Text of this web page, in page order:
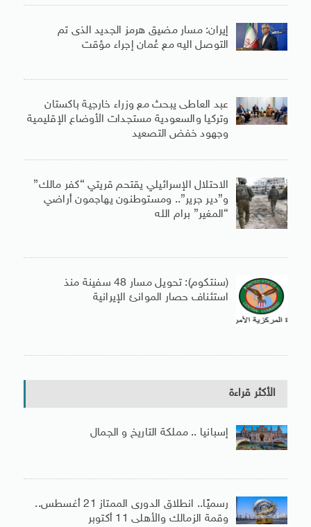
إيران: مسار مضيق هرمز الجديد الذى تم
التوصل اليه مع عُمان إجراء مؤقت
عبد العاطى يبحث مع وزراء خارجية باكستان
وتركيا والسعودية مستجدات الأوضاع الإقليمية
وجهود خفض التصعيد
الاحتلال الإسرائيلي يقتحم قريتي “كفر مالك”
و”دير جرير”.. ومستوطنون يهاجمون أراضي
“المغير” برام الله
(سنتكوم): تحويل مسار 48 سفينة منذ
استئناف حصار الموانئ الإيرانية
الأكثر قراءة
إسبانيا .. مملكة التاريخ و الجمال
رسميًا.. انطلاق الدورى الممتاز 21 أغسطس..
وقمة الزمالك والأهلى 11 أكتوبر